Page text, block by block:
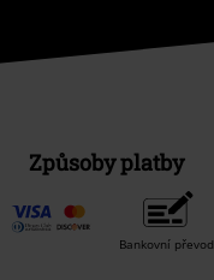
Způsoby platby
Bankovní převod